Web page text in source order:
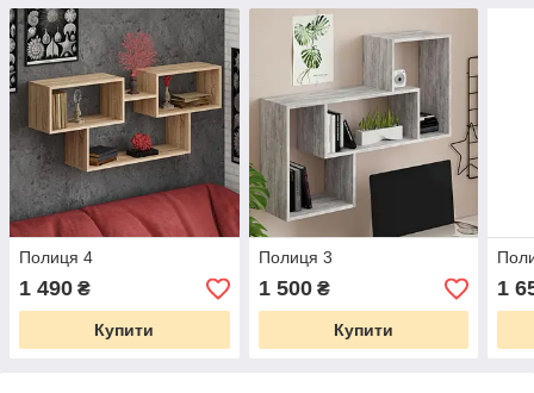
Полиця 4
1 490 ₴
Купити
Полиця 3
1 500₴
Купити
1